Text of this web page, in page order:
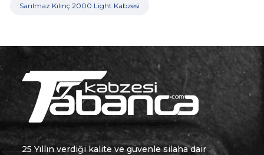
Sarılmaz Kılınç 2000 Light Kabzesi
25 Yıllın verdiği kalite ve güvenle silaha dair